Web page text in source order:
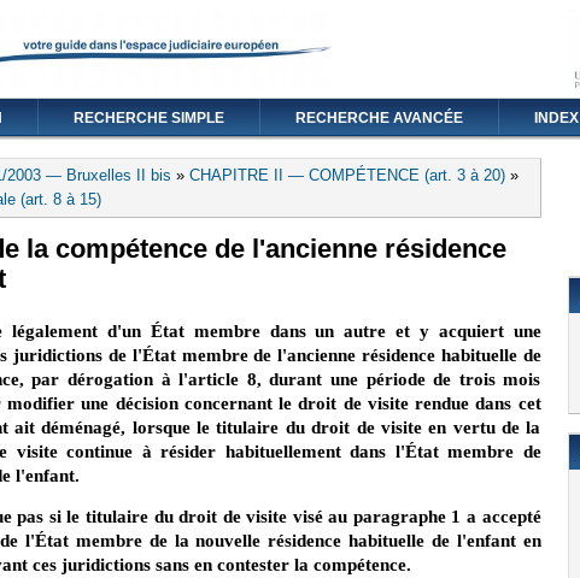
RECHERCHE SIMPLE RECHERCHE AVANCÉE INDEX
2003 — Bruxelles II bis » CHAPITRE II — COMPÉTENCE (art. 3 à 20) »
(art. 8 à 15)
la compétence de l'ancienne résidence
légalement d'un État membre dans un autre et y acquiert une
juridictions de l'État membre de l'ancienne résidence habituelle de
par dérogation à l'article 8, durant une période de trois mois
modifier une décision concernant le droit de visite rendue dans cet
ait déménagé, lorsque le titulaire du droit de visite en vertu de la
visite continue à résider habituellement dans l'État membre de
l'enfant.
pas si le titulaire du droit de visite visé au paragraphe 1 a accepté
l'État membre de la nouvelle résidence habituelle de l'enfant en
ces juridictions sans en contester la compétence.